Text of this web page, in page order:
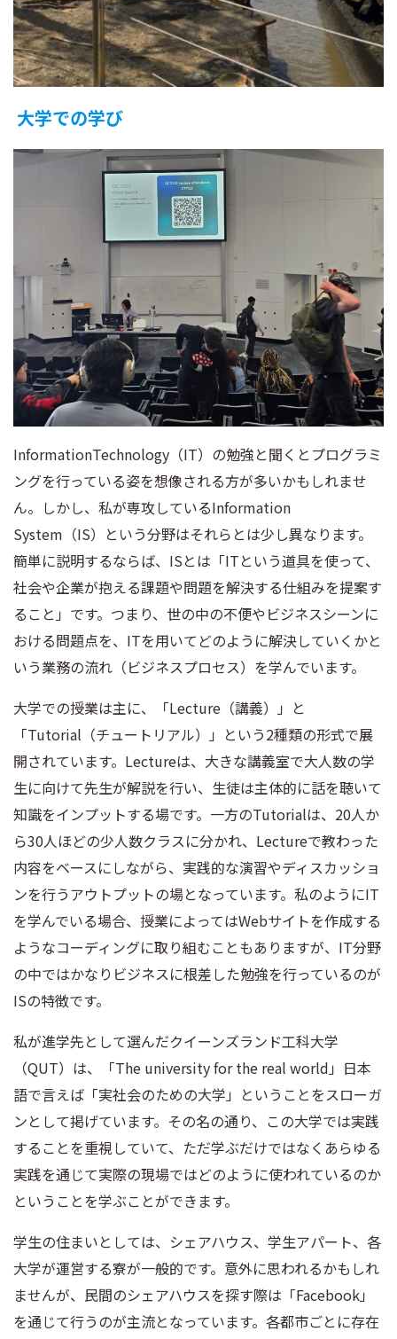
大学での学び
InformationTechnology（IT）の勉強と聞くとプログラミ
ングを行っている姿を想像される方が多いかもしれませ
ん。しかし、私が専攻しているInformation
System（IS）という分野はそれらとは少し異なります。
簡単に説明するならば、ISとは「ITという道具を使って、
社会や企業が抱える課題や問題を解決する仕組みを提案す
ること」です。つまり、世の中の不便やビジネスシーンに
おける問題点を、ITを用いてどのように解決していくかと
いう業務の流れ（ビジネスプロセス）を学んでいます。
大学での授業は主に、「Lecture（講義）」と
「Tutorial（チュートリアル）」という2種類の形式で展
開されています。Lectureは、大きな講義室で大人数の学
生に向けて先生が解説を行い、生徒は主体的に話を聴いて
知識をインプットする場です。一方のTutorialは、20人か
ら30人ほどの少人数クラスに分かれ、Lectureで教わった
内容をベースにしながら、実践的な演習やディスカッショ
ンを行うアウトプットの場となっています。私のようにIT
を学んでいる場合、授業によってはWebサイトを作成する
ようなコーディングに取り組むこともありますが、IT分野
の中ではかなりビジネスに根差した勉強を行っているのが
ISの特徴です。
私が進学先として選んだクイーンズランド工科大学
（QUT）は、「The university for the real world」日本
語で言えば「実社会のための大学」ということをスローガ
ンとして掲げています。その名の通り、この大学では実践
することを重視していて、ただ学ぶだけではなくあらゆる
実践を通じて実際の現場ではどのように使われているのか
ということを学ぶことができます。
学生の住まいとしては、シェアハウス、学生アパート、各
大学が運営する寮が一般的です。意外に思われるかもしれ
ませんが、民間のシェアハウスを探す際は「Facebook」
を通じて行うのが主流となっています。各都市ごとに存在